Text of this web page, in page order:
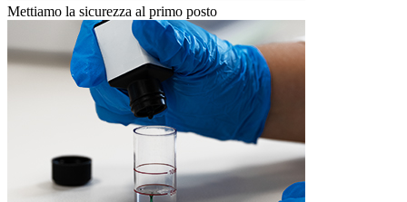
Mettiamo la sicurezza al primo posto